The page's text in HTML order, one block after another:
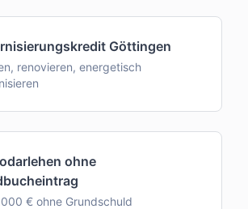
Göttingen
renovieren, energetisch
ohne
€ ohne Grundschuld